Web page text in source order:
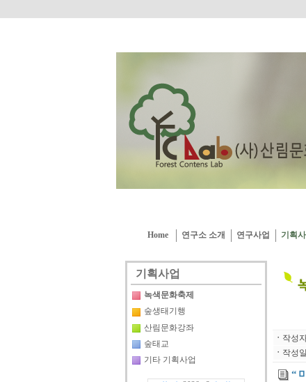
Home 연구소 소개 연구사업 기획
기획사업
녹색문화축제
숲생태기행
산림문화강좌
숲태교
기타 기획사업
ㆍ 작성
ㆍ 작성일
“